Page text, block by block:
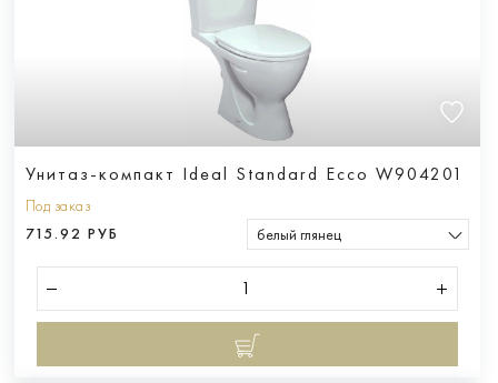
Унитаз-компакт Ideal Standard Ecco W904201
Под заказ
715.92 РУБ
белый глянец